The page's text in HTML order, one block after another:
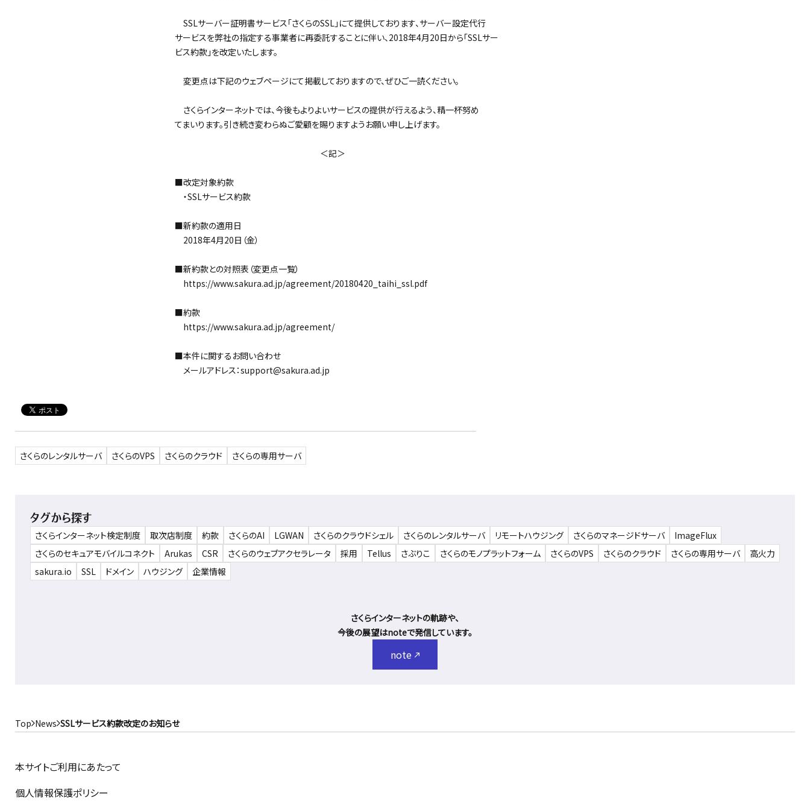
SSLサーバー証明書サービス「さくらのSSL」にて提供しております、サーバー設定代行
サービスを弊社の指定する事業者に再委託することに伴い、2018年4月20日から「SSLサー
ビス約款」を改定いたします。
変更点は下記のウェブページにて掲載しておりますので、ぜひご一読ください。
さくらインターネットでは、今後もよりよいサービスの提供が行えるよう、精一杯努め
てまいります。引き続き変わらぬご愛顧を賜りますようお願い申し上げます。
＜記＞
■改定対象約款
・SSLサービス約款
■新約款の適用日
2018年4月20日（金）
■新約款との対照表（変更点一覧）
https://www.sakura.ad.jp/agreement/20180420_taihi_ssl.pdf
■約款
https://www.sakura.ad.jp/agreement/
■本件に関するお問い合わせ
メールアドレス：support@sakura.ad.jp
さくらのレンタルサーバ さくらのVPS さくらのクラウド さくらの専用サーバ
タグから探す
さくらインターネット検定制度 取次店制度 約款 さくらのAI LGWAN さくらのクラウドシェル さくらのレンタルサーバ リモートハウジング さくらのマネージドサーバ
ImageFlux
さくらのセキュアモバイルコネクト
Arukas CSR さくらのウェブアクセラレータ 採用 Tellus さぶりこ さくらのモノプラットフォーム さくらのVPS さくらのクラウド さくらの専用サーバ
高火力
sakura.io
SSL ドメイン ハウジング 企業情報
さくらインターネットの軌跡や、
今後の展望はnoteで発信しています。
note
Top News SSLサービス約款改定のお知らせ
本サイトご利用にあたって
個人情報保護ポリシー